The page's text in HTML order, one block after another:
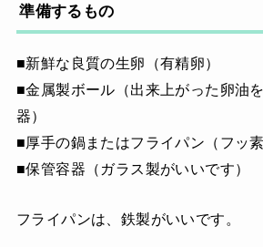
準備するもの
■新鮮な良質の生卵（有精卵）
■金属製ボール（出来上がった卵油
器）
■厚手の鍋またはフライパン（フッ素
■保管容器（ガラス製がいいです）
フライパンは、鉄製がいいです。